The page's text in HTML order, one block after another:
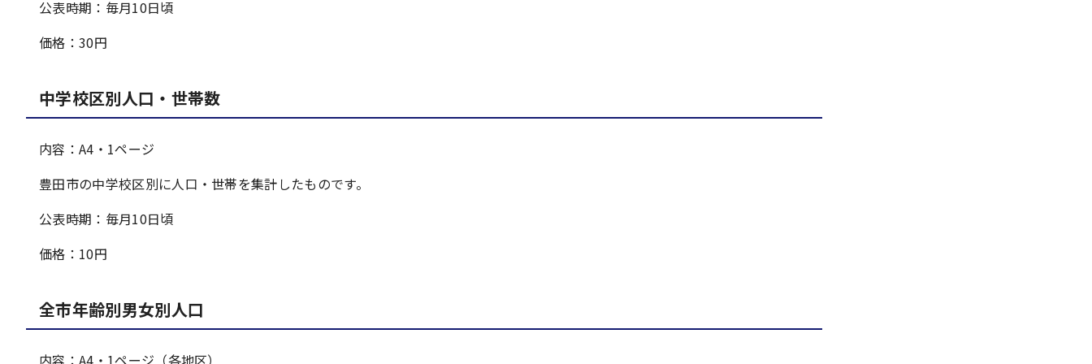
公表時期：毎月10日頃
価格：30円
中学校区別人口・世帯数
内容：A4・1ページ
豊田市の中学校区別に人口・世帯を集計したものです。
公表時期：毎月10日頃
価格：10円
全市年齢別男女別人口
内容：A4・1ページ（各地区）